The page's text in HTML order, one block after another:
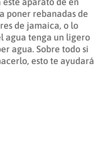
poner rebanadas de
de jamaica, o lo
agua tenga un ligero
agua. Sobre todo si
esto te ayudará